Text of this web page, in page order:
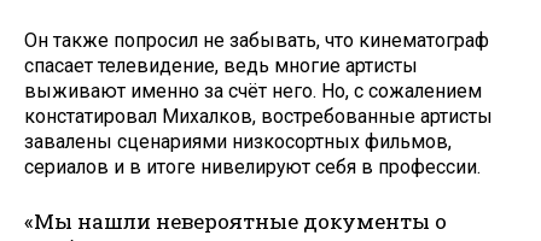
Он также попросил не забывать, что кинематограф
спасает телевидение, ведь многие артисты
выживают именно за счёт него. Но, с сожалением
констатировал Михалков, востребованные артисты
завалены сценариями низкосортных фильмов,
сериалов и в итоге нивелируют себя в профессии.
«Мы нашли невероятные документы о